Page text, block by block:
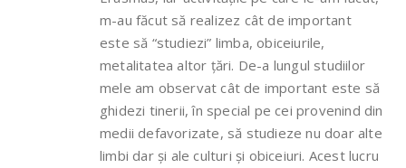
m-au făcut să realizez cât de important
este să “studiezi” limba, obiceiurile,
metalitatea altor țări. De-a lungul studiilor
mele am observat cât de important este să
ghidezi tinerii, în special pe cei provenind din
medii defavorizate, să studieze nu doar alte
limbi dar și ale culturi și obiceiuri. Acest lucru